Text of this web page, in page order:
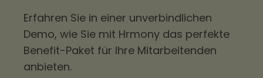
Erfahren Sie in einer unverbindlichen
Demo, wie Sie mit Hrmony das perfekte
Benefit-Paket für Ihre Mitarbeitenden
anbieten.